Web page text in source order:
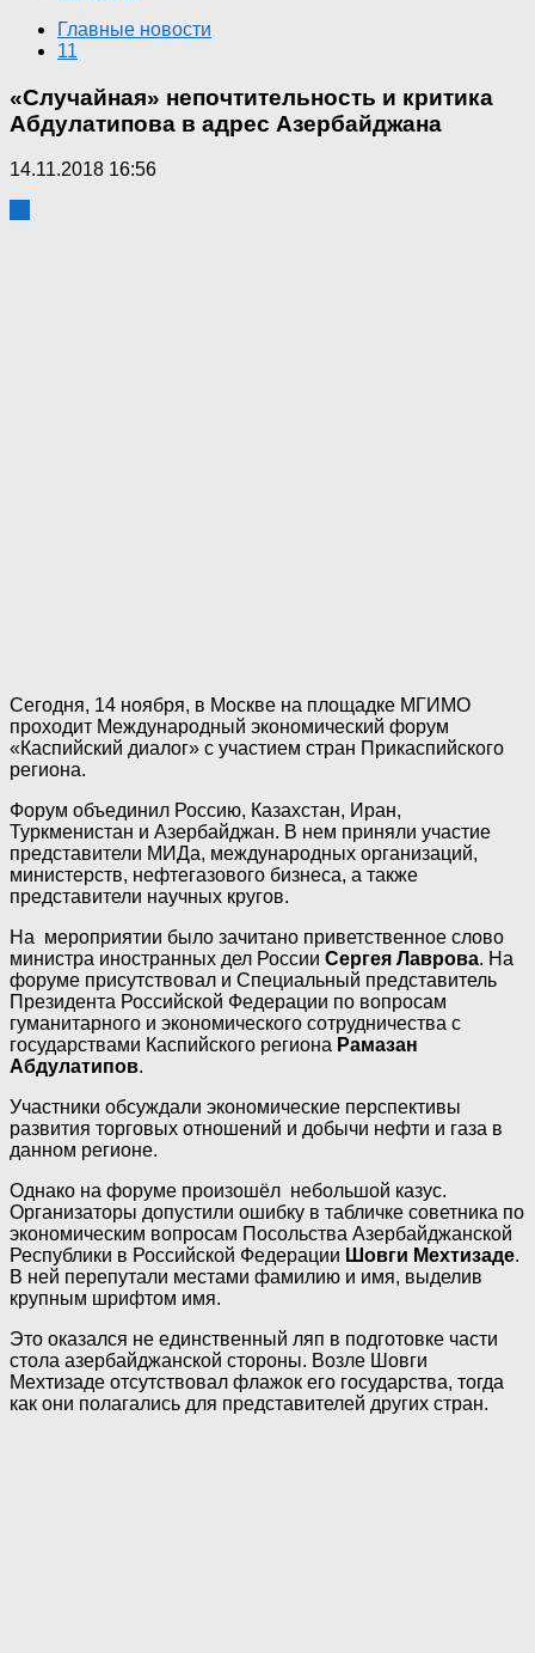
Главные новости
11
«Случайная» непочтительность и критика
Абдулатипова в адрес Азербайджана
14.11.2018 16:56
Сегодня, 14 ноября, в Москве на площадке МГИМО
проходит Международный экономический форум
«Каспийский диалог» с участием стран Прикаспийского
региона.
Форум объединил Россию, Казахстан, Иран,
Туркменистан и Азербайджан. В нем приняли участие
представители МИДа, международных организаций,
министерств, нефтегазового бизнеса, а также
представители научных кругов.
На мероприятии было зачитано приветственное слово
министра иностранных дел России Сергея Лаврова. На
форуме присутствовал и Специальный представитель
Президента Российской Федерации по вопросам
гуманитарного и экономического сотрудничества с
государствами Каспийского региона Рамазан
Абдулатипов.
Участники обсуждали экономические перспективы
развития торговых отношений и добычи нефти и газа в
данном регионе.
Однако на форуме произошёл небольшой казус.
Организаторы допустили ошибку в табличке советника по
экономическим вопросам Посольства Азербайджанской
Республики в Российской Федерации Шовги Мехтизаде.
В ней перепутали местами фамилию и имя, выделив
крупным шрифтом имя.
Это оказался не единственный ляп в подготовке части
стола азербайджанской стороны. Возле Шовги
Мехтизаде отсутствовал флажок его государства, тогда
как они полагались для представителей других стран.